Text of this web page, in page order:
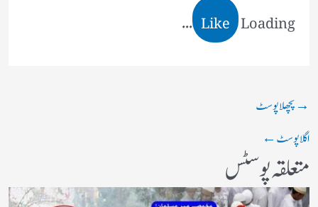
Like Loading...
→پچھلا پوسٹ
اگلا پوسٹ←
متعلقہ پوسٹس